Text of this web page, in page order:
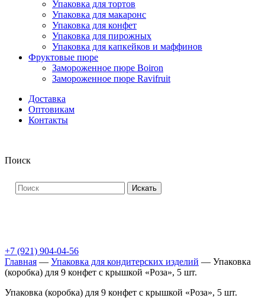
Упаковка для тортов
Упаковка для макаронс
Упаковка для конфет
Упаковка для пирожных
Упаковка для капкейков и маффинов
Фруктовые пюре
Замороженное пюре Boiron
Замороженное пюре Ravifruit
Доставка
Оптовикам
Контакты
Поиск
Искать
+7 (921) 904-04-56
Главная — Упаковка для кондитерских изделий — Упаковка
(коробка) для 9 конфет с крышкой «Роза», 5 шт.
Упаковка (коробка) для 9 конфет с крышкой «Роза», 5 шт.